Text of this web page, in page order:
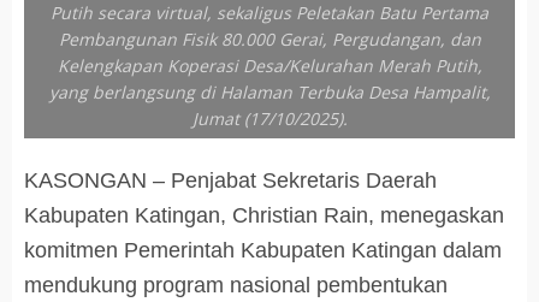
Putih secara virtual, sekaligus Peletakan Batu Pertama
Pembangunan Fisik 80.000 Gerai, Pergudangan, dan
Kelengkapan Koperasi Desa/Kelurahan Merah Putih,
yang berlangsung di Halaman Terbuka Desa Hampalit,
Jumat (17/10/2025).
KASONGAN – Penjabat Sekretaris Daerah
Kabupaten Katingan, Christian Rain, menegaskan
komitmen Pemerintah Kabupaten Katingan dalam
mendukung program nasional pembentukan